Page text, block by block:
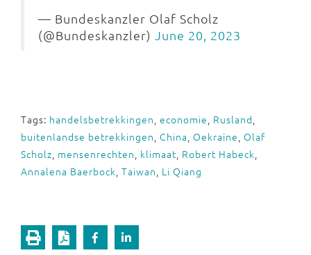
— Bundeskanzler Olaf Scholz
(@Bundeskanzler) June 20, 2023
Tags: handelsbetrekkingen, economie, Rusland,
buitenlandse betrekkingen, China, Oekraïne, Olaf
Scholz, mensenrechten, klimaat, Robert Habeck,
Annalena Baerbock, Taiwan, Li Qiang